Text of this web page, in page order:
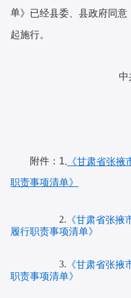
单》已经县委、县政府同意
起施行。
中
附件： 1 . 《甘肃省张
职责事项清单》
2. 《甘肃省张
履行职责事项清单》
3. 《甘肃省张
职责事项清单》